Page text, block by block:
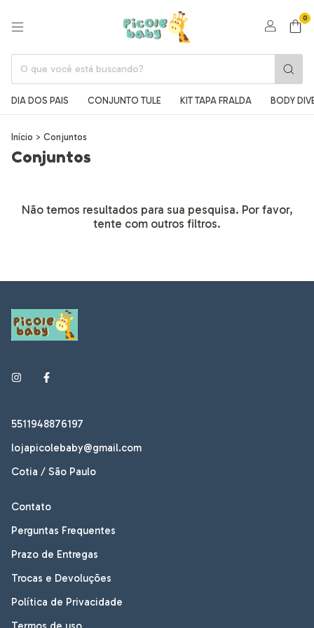
0
DIA DOS PAIS CONJUNTO TULE KIT TAPA FRALDA BODY
Início > Conjuntos
Conjuntos
Não temos resultados para sua pesquisa. Por favor,
tente com outros filtros.
5511948876197
lojapicolebaby@gmail.com
Cotia / São Paulo
Contato
Perguntas Frequentes
Prazo de Entregas
Trocas e Devoluções
Política de Privacidade